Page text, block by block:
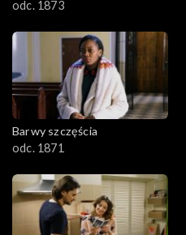
odc. 1873
Barwy szczęścia
odc. 1871